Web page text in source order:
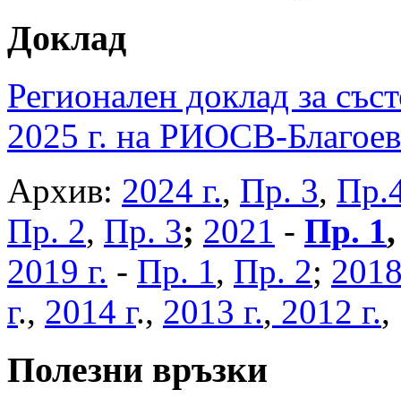
Доклад
Регионален доклад за
2025 г. на РИОСВ-
Архив: 2024 г., Пр. 3,
Пр. 2, Пр. 3; 2021 - Пр. 1
2019 г. - Пр. 1, Пр. 2;
г., 2014 г., 2013 г., 2012 г.
Полезни връзки